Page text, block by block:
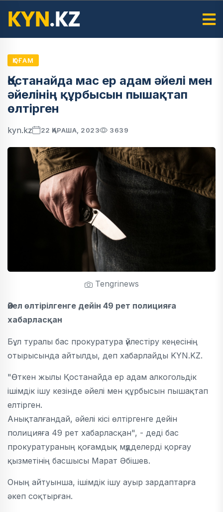
ҚОҒАМ
Қостанайда мас ер адам әйелі мен
әйелінің құрбысын пышақтап
өлтірген
kyn.kz 22 ҚАРАША, 2023 3639
Tengrinews
Әйел өлтірілгенге дейін 49 рет полицияға
хабарласқан
Бұл туралы бас прокуратура үйлестіру кеңесінің
отырысында айтылды, деп хабарлайды KYN.KZ.
"Өткен жылы Қостанайда ер адам алкогольдік
ішімдік ішу кезінде әйелі мен құрбысын пышақтап
елтірген.
Анықталғандай, әйелі кісі өлтіргенге дейін
полицияға 49 рет хабарласқан", - деді бас
прокуратураның қоғамдық мүдделерді қорғау
қызметінің басшысы Марат Әбішев.
Оның айтуынша, ішімдік ішу ауыр зардаптарға
әкеп соқтырған.